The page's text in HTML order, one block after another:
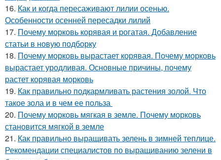
16. Как и когда пересаживают лилии осенью.
Особенности осенней пересадки лилий
17. Почему морковь корявая и рогатая. Добавление
статьи в новую подборку
18. Почему морковь вырастает корявая. Почему морковь
вырастает уродливая. Основные причины, почему
растет корявая морковь
19. Как правильно подкармливать растения золой. Что
такое зола и в чем ее польза
20. Почему морковь мягкая в земле. Почему морковь
становится мягкой в земле
21. Как правильно выращивать зелень в зимней теплице.
Рекомендации специалистов по выращиванию зелени в